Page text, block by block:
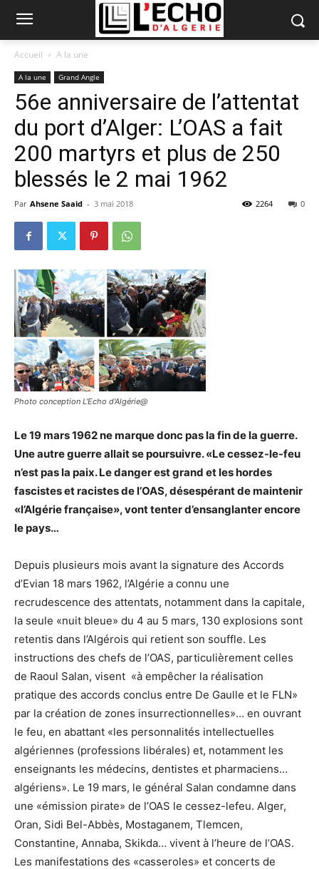
Accueil A la une
A la une Grand Angle
56e anniversaire de l’attentat
du port d’Alger: L’OAS a fait
200 martyrs et plus de 250
blessés le 2 mai 1962
Par Ahsene Saaid - 3 mai 2018 0
2264
Photo conception L'Echo d'Algérie@
Le 19 mars 1962 ne marque donc pas la fin de la guerre.
Une autre guerre allait se poursuivre. «Le cessez-le-feu
n’est pas la paix. Le danger est grand et les hordes
fascistes et racistes de l’OAS, désespérant de maintenir
«l’Algérie française», vont tenter d’ensanglanter encore
le pays…
Depuis plusieurs mois avant la signature des Accords
d’Evian 18 mars 1962, l’Algérie a connu une
recrudescence des attentats, notamment dans la capitale,
la seule «nuit bleue» du 4 au 5 mars, 130 explosions sont
retentis dans l’Algérois qui retient son souffle. Les
instructions des chefs de l’OAS, particulièrement celles
de Raoul Salan, visent «à empêcher la réalisation
pratique des accords conclus entre De Gaulle et le FLN»
par la création de zones insurrectionnelles»… en ouvrant
le feu, en abattant «les personnalités intellectuelles
algériennes (professions libérales) et, notamment les
enseignants les médecins, dentistes et pharmaciens…
algériens». Le 19 mars, le général Salan condamne dans
une «émission pirate» de l’OAS le cessez-lefeu. Alger,
Oran, Sidi Bel-Abbès, Mostaganem, Tlemcen,
Constantine, Annaba, Skikda… vivent à l’heure de l’OAS.
Les manifestations des «casseroles» et concerts de